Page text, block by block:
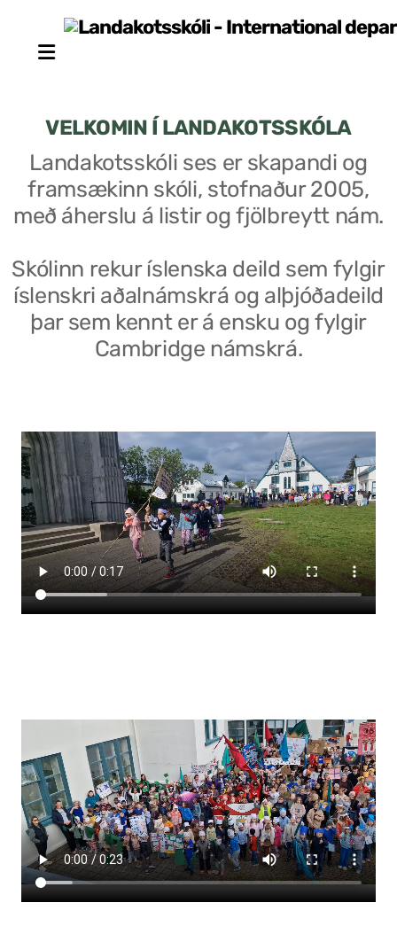
VELKOMIN Í LANDAKOTSSKÓLA
Landakotsskóli ses er skapandi og
framsækinn skóli, stofnaður 2005,
með áherslu á listir og fjölbreytt nám.
Skólinn rekur íslenska deild sem fylgir
íslenskri aðalnámskrá og alþjóðadeild
þar sem kennt er á ensku og fylgir
Cambridge námskrá.
Stjórn sjálfseignarstofnunar
Skólaráð
Fundargerðir skólaráðs
Stjórnendateymi
Skólareglur
Starfsáætlun
Frístund
Upplýsingar um innritun
Námsmat
Læsi
Lestrarheftin
Náms- og kennsluáætlanir
Námsráðgjafi